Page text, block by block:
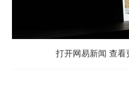
打开网易新闻 查看